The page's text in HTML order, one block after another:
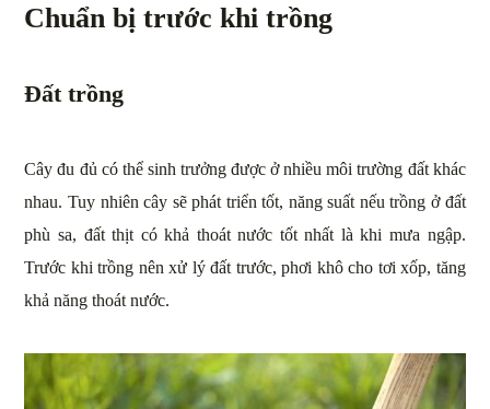
Chuẩn bị trước khi trồng
Đất trồng
Cây đu đủ có thể sinh trưởng được ở nhiều môi trường đất khác
nhau. Tuy nhiên cây sẽ phát triển tốt, năng suất nếu trồng ở đất
phù sa, đất thịt có khả thoát nước tốt nhất là khi mưa ngập.
Trước khi trồng nên xử lý đất trước, phơi khô cho tơi xốp, tăng
khả năng thoát nước.